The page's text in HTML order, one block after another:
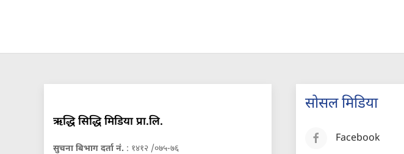
ऋद्धि सिद्धि मिडिया प्रा.लि.
सुचना बिभाग दर्ता नं. : १४१२ /०७५-७६
सोसल मिडिया
Facebook